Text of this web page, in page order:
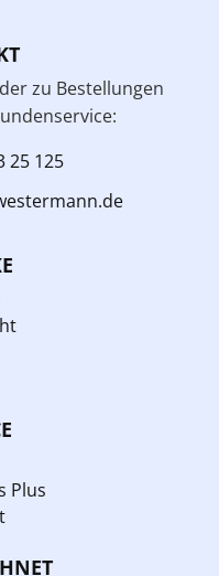
zu Bestellungen
25 125
Plus